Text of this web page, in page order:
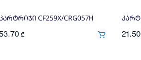
CF259X/CRG057H
₾ 21.50